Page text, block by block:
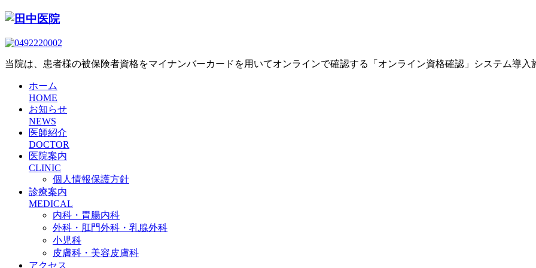
当院は、患者様の被保険者資格をマイナンバーカードを用いてオンラインで確認する「オンライン資格確認」システム導入
ホーム
HOME
お知らせ
NEWS
医師紹介
DOCTOR
医院案内
CLINIC
個人情報保護方針
診療案内
MEDICAL
内科・胃腸内科
外科・肛門外科・乳腺外科
小児科
皮膚科・美容皮膚科
アクセス